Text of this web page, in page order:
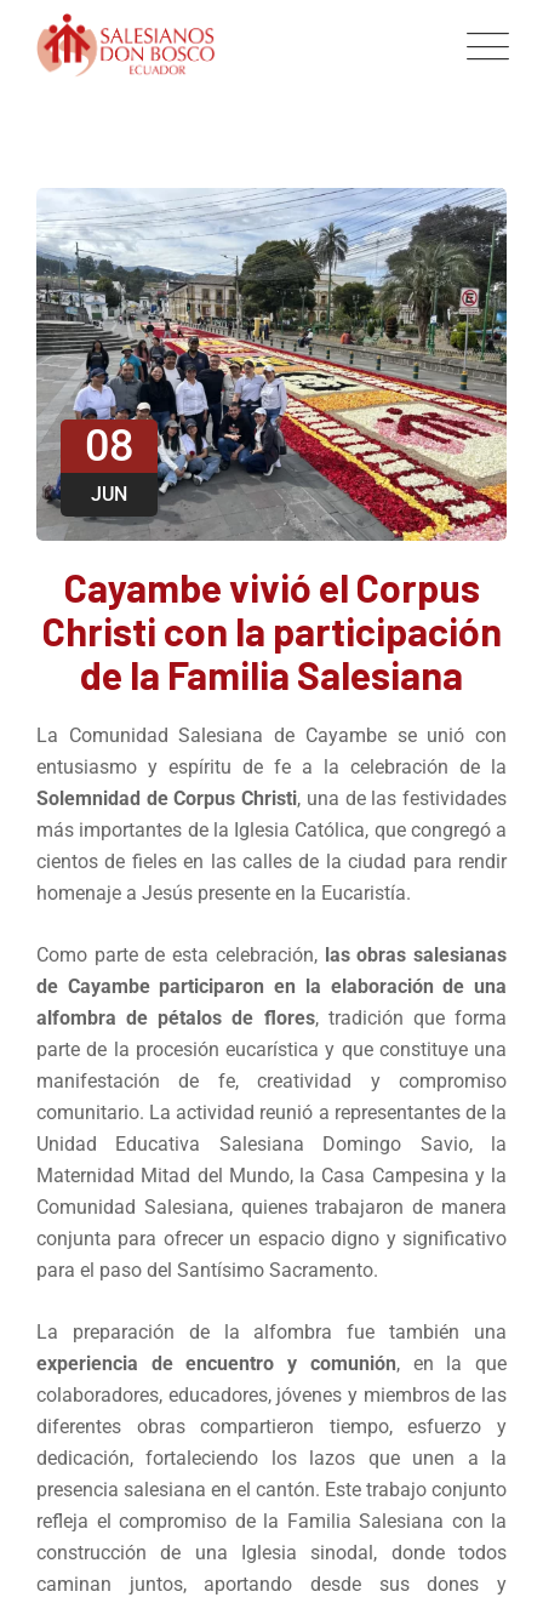
08
JUN
Cayambe vivió el Corpus
Christi con la participación
de la Familia Salesiana
La Comunidad Salesiana de Cayambe se unió con
entusiasmo y espíritu de fe a la celebración de la
Solemnidad de Corpus Christi, una de las festividades
más importantes de la Iglesia Católica, que congregó a
cientos de fieles en las calles de la ciudad para rendir
homenaje a Jesús presente en la Eucaristía.
Como parte de esta celebración, las obras salesianas
de Cayambe participaron en la elaboración de una
alfombra de pétalos de flores, tradición que forma
parte de la procesión eucarística y que constituye una
manifestación de fe, creatividad y compromiso
comunitario. La actividad reunió a representantes de la
Unidad Educativa Salesiana Domingo Savio, la
Maternidad Mitad del Mundo, la Casa Campesina y la
Comunidad Salesiana, quienes trabajaron de manera
conjunta para ofrecer un espacio digno y significativo
para el paso del Santísimo Sacramento.
La preparación de la alfombra fue también una
experiencia de encuentro y comunión, en la que
colaboradores, educadores, jóvenes y miembros de las
diferentes obras compartieron tiempo, esfuerzo y
dedicación, fortaleciendo los lazos que unen a la
presencia salesiana en el cantón. Este trabajo conjunto
refleja el compromiso de la Familia Salesiana con la
construcción de una Iglesia sinodal, donde todos
caminan juntos, aportando desde sus dones y